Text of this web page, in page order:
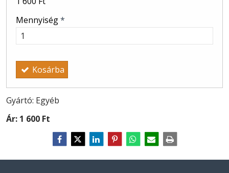
Mennyiség*
Kosárba
Gyártó: Egyéb
Ár: 1 600 Ft